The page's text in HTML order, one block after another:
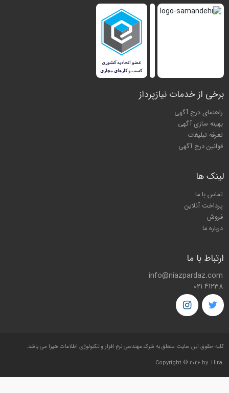
برخی از خدمات نیازپرداز
راهنمای درج آگهی
بهینه سازی آگهی
تعرفه تبلیغات
قوانین درج آگهی
لینک ها
تماس با ما
پرداخت آنلاین
فروش
درباره ما
ارتباط با ما
info@niazpardaz.com
021 41238
کليه حقوق اين سايت متعلق به شرکتمهندسی نرم افزار و تکنولوژی اطلاعات هیرا می باشد.
Copyright © 2026 by Hira